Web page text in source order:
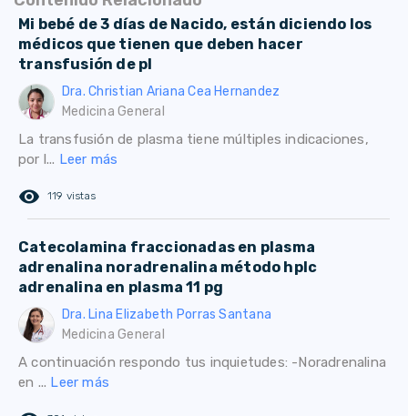
Mi bebé de 3 días de Nacido, están diciendo los
médicos que tienen que deben hacer
transfusión de pl
Dra. Christian Ariana Cea Hernandez
Medicina General
La transfusión de plasma tiene múltiples indicaciones,
por l... Leer más
remove_red_eye 119 vistas
Catecolamina fraccionadas en plasma
adrenalina noradrenalina método hplc
adrenalina en plasma 11 pg
Dra. Lina Elizabeth Porras Santana
Medicina General
A continuación respondo tus inquietudes: -Noradrenalina
en ... Leer más